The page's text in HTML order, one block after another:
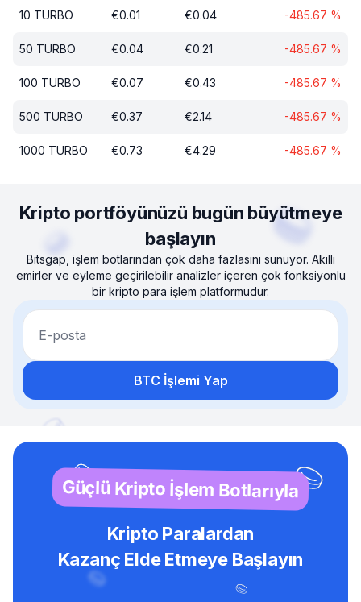
10 TURBO €0.01 €0.04 -485.67 %
50 TURBO €0.04 €0.21 -485.67 %
100 TURBO €0.07 €0.43 -485.67 %
500 TURBO €0.37 €2.14 -485.67 %
1000 TURBO €0.73 €4.29 -485.67 %
Kripto portföyünüzü bugün büyütmeye
başlayın
Bitsgap, işlem botlarından çok daha fazlasını sunuyor. Akıllı
emirler ve eyleme geçirilebilir analizler içeren çok fonksiyonlu
bir kripto para işlem platformudur.
E-posta
BTC İşlemi Yap
Güçlü Kripto İşlem Botlarıyla
Kripto Paralardan
Kazanç Elde Etmeye Başlayın